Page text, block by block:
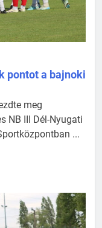
pontot a bajnoki
meg
NB III Dél-Nyugati
...